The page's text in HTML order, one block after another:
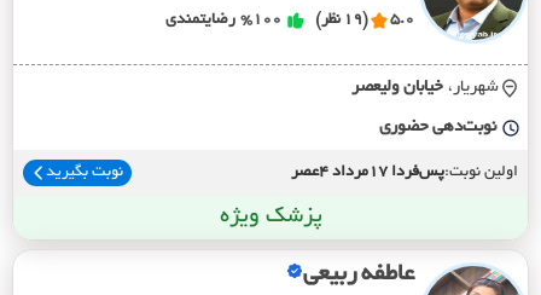
5.0 (19 نظر) %100 رضایتمندی
شهریار، خيابان وليعصر
نوبت‌دهی حضوری
اولین نوبت:پس‌فردا 17مرداد 4عصر نوبت بگیرید
پزشک ویژه
عاطفه ربیعی